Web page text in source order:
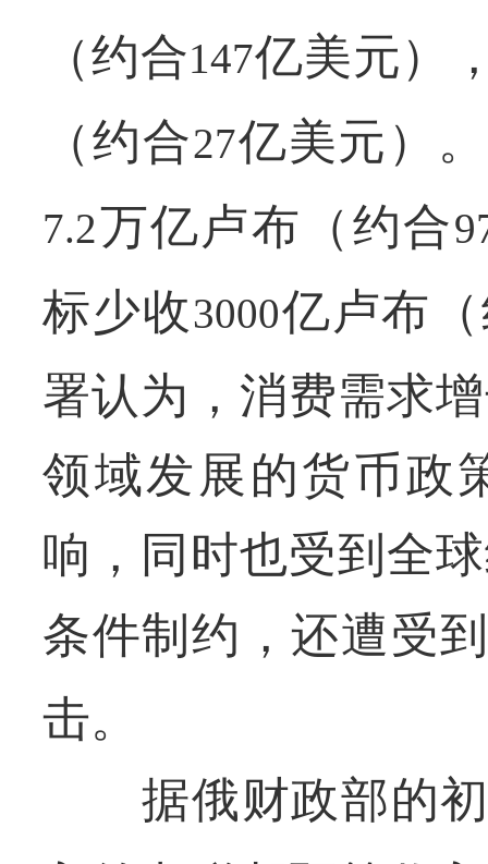
（约合147亿美元）
（约合27亿美元）。
7.2万亿卢布（约合
标少收3000亿卢布
署认为，消费需求
领域发展的货币政
响，同时也受到全
条件制约，还遭受
击。
据俄财政部的初